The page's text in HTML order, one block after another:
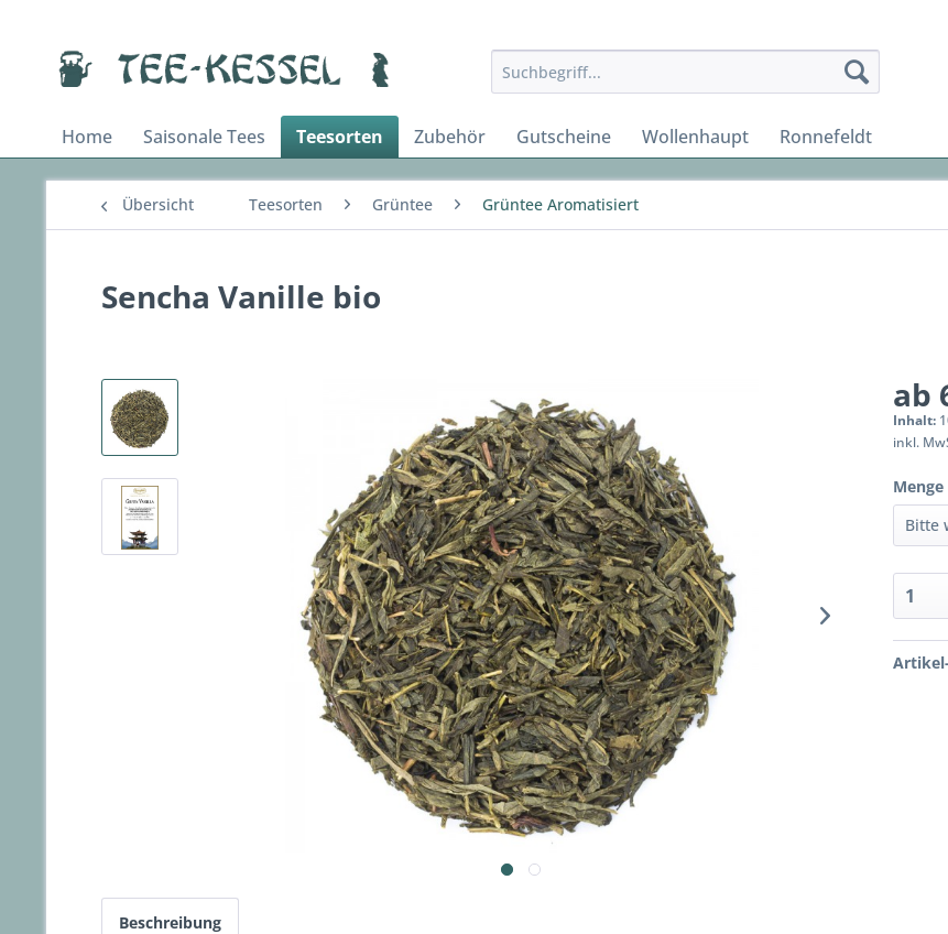
Home Saisonale Tees Teesorten Zubehör Gutscheine Wollenhaupt Ronnefeldt
Übersicht Teesorten Grüntee Grüntee Aromatisiert
Sencha Vanille bio
ab
Inhalt:
inkl.
Beschreibung